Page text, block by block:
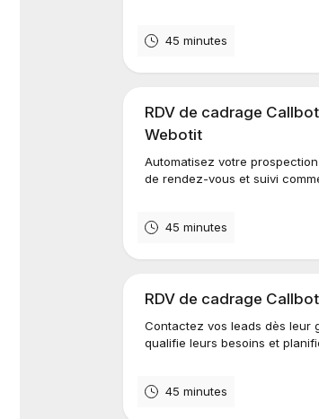
45 minutes
RDV de cadrage
Webotit
Automatisez votre
de rendez-vous et suivi
45 minutes
RDV de cadrage
Contactez vos leads dès leur
qualifie leurs besoins et
45 minutes